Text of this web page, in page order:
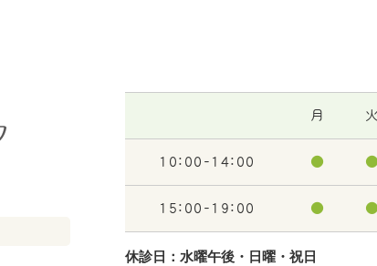
月 火
10:00-14:00 ● ●
15:00-19:00 ● ●
休診日：水曜午後・日曜・祝日